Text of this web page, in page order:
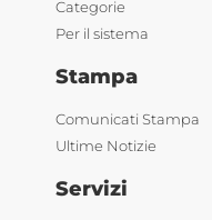
Categorie
Per il sistema
Stampa
Comunicati Stampa
Ultime Notizie
Servizi